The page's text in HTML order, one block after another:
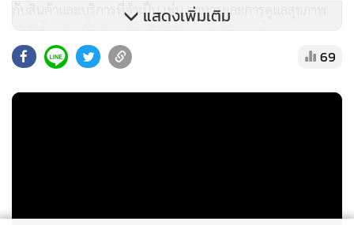
กับสินค้าและบริการที่จำเป็น เช่น อาหารและการดูแลสุขภาพ
สัตว์เลี้ยง รวมทั้งมองหาสินค้าที่มีความคุ้มค่ามากขึ้น
ตลาดที่มีความมั่นคงและมีศักยภาพสูงและการเติบโตในระยะยาว
ประกอบการไทยควรให้ความสำคัญ ซึ่งเป็นกุญแจสำคัญในการ
แสดงเพิ่มเติม
69